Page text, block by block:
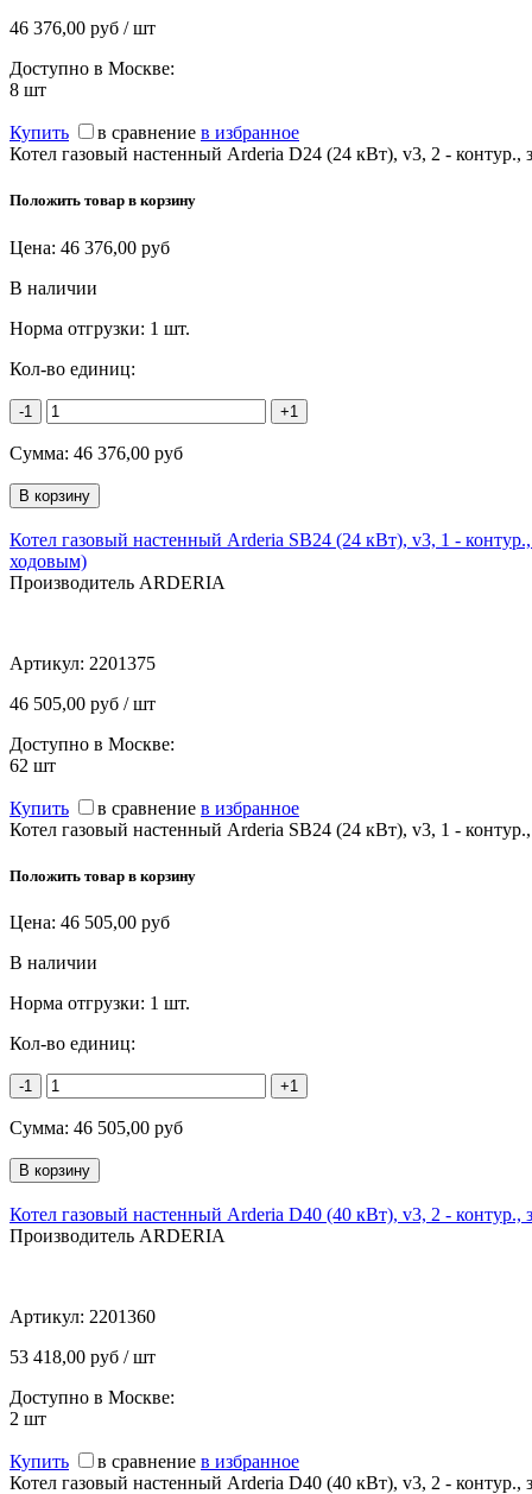
46 376,00 руб / шт
Доступно в Москве:
8 шт
Купить в сравнение в избранное
Котел газовый настенный Arderia D24 (24 кВт), v3,
Положить товар в корзину
Цена: 46 376,00 руб
В наличии
Норма отгрузки: 1 шт.
Кол-во единиц:
-1 +1
Сумма: 46 376,00 руб
Котел газовый настенный Arderia SB24 (24 кВт), v3, 1 -
ходовым)
Производитель ARDERIA
Артикул: 2201375
46 505,00 руб / шт
Доступно в Москве:
62 шт
Купить в сравнение в избранное
Котел газовый настенный Arderia SB24 (24 кВт), v3, 1 -
Положить товар в корзину
Цена: 46 505,00 руб
В наличии
Норма отгрузки: 1 шт.
Кол-во единиц:
-1 +1
Сумма: 46 505,00 руб
Котел газовый настенный Arderia D40 (40 кВт), v3, 2 - контур.,
Производитель ARDERIA
Артикул: 2201360
53 418,00 руб / шт
Доступно в Москве:
2 шт
Купить в сравнение в избранное
Котел газовый настенный Arderia D40 (40 кВт), v3,